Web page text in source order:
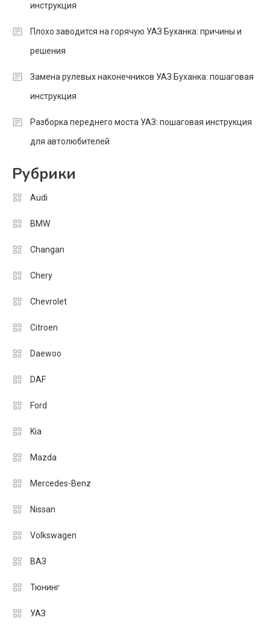
инструкция
Плохо заводится на горячую УАЗ Буханка: причины и
решения
Замена рулевых наконечников УАЗ Буханка: пошаговая
инструкция
Разборка переднего моста УАЗ: пошаговая инструкция
для автолюбителей
Рубрики
Audi
BMW
Changan
Chery
Chevrolet
Citroen
Daewoo
DAF
Ford
Kia
Mazda
Mercedes-Benz
Nissan
Volkswagen
ВАЗ
Тюнинг
УАЗ